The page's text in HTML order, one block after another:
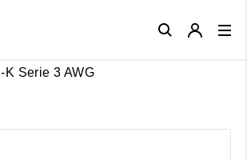
K Serie 3 AWG
Close